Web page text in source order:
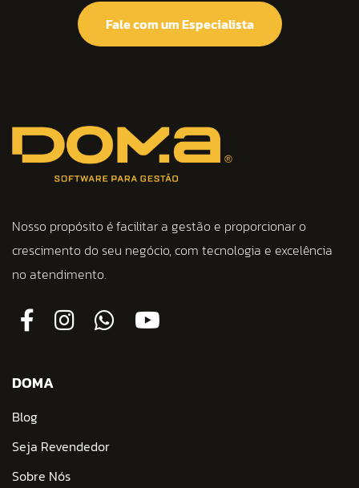
Fale com um Especialista
Nosso propósito é facilitar a gestão e proporcionar o
crescimento do seu negócio, com tecnologia e excelência
no atendimento.
DOMA
Blog
Seja Revendedor
Sobre Nós